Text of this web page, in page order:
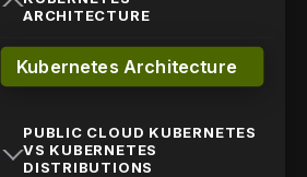
ARCHITECTURE
Kubernetes Architecture
PUBLIC CLOUD KUBERNETES
VS KUBERNETES
DISTRIBUTIONS